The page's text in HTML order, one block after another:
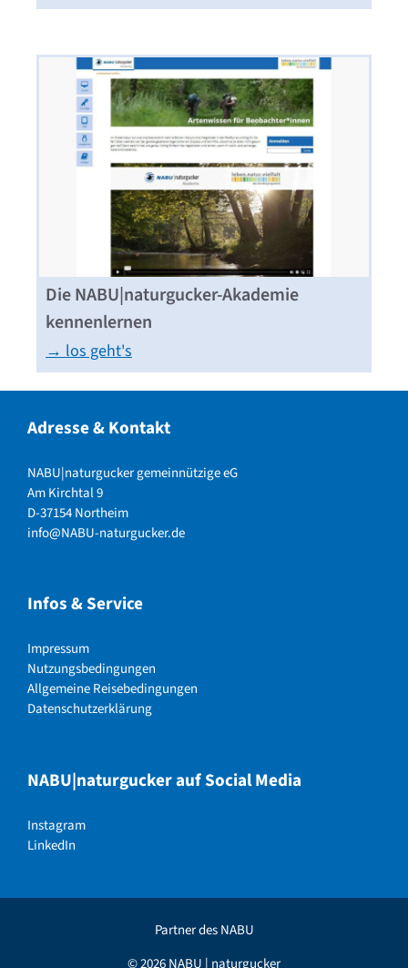
Die NABU|naturgucker-Akademie
kennenlernen
→ los geht's
Adresse & Kontakt
NABU|naturgucker gemeinnützige eG
Am Kirchtal 9
D-37154 Northeim
info@NABU-naturgucker.de
Infos & Service
Impressum
Nutzungsbedingungen
Allgemeine Reisebedingungen
Datenschutzerklärung
NABU|naturgucker auf Social Media
Instagram
LinkedIn
Partner des NABU
© 2026 NABU | naturgucker